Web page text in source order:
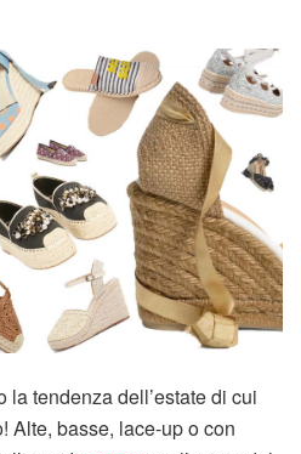
tendenza dell’estate di cui
Alte, basse, lace-up o con